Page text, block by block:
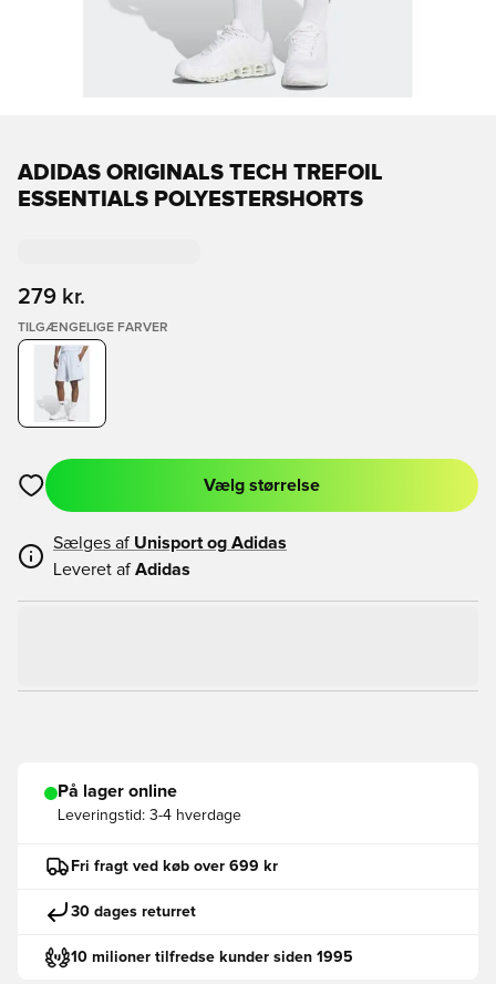
ADIDAS ORIGINALS TECH TREFOIL
ESSENTIALS POLYESTERSHORTS
279 kr.
TILGÆNGELIGE FARVER
Åbner en Modal til at logge ind eller tilmelde dig som medlem
Vælg størrelse
Sælges af Unisport og Adidas
Leveret af Adidas
På lager online
Leveringstid: 3-4 hverdage
Fri fragt ved køb over 699 kr
30 dages returret
10 milioner tilfredse kunder siden 1995